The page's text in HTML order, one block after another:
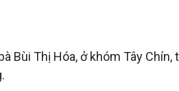
Thị Hóa, ở khóm Tây Chín,